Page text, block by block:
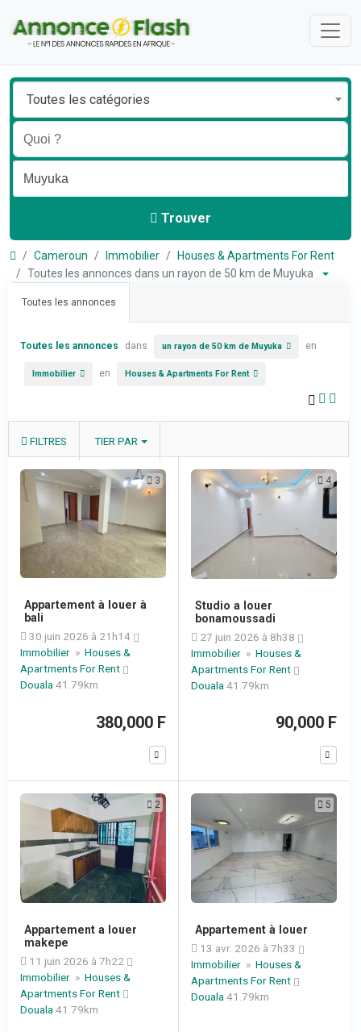
Toutes les catégories
Trouver
Cameroun Immobilier
Houses & Apartments For Rent
Toutes les annonces dans un rayon de 50 km de Muyuka
Toutes les annonces
Toutes les annonces dans un rayon de 50 km de Muyuka en
Immobilier en Houses & Apartments For Rent
FILTRES TIER PAR
3
Appartement à louer à
bali
30 juin 2026 à 21h14
Immobilier » Houses &
Apartments For Rent
Douala41.79km
380,000 F
4
Studio a louer
bonamoussadi
27 juin 2026 à 8h38
Immobilier » Houses &
Apartments For Rent
Douala 41.79km
90,000 F
2
Appartement a louer
makepe
11 juin 2026 à 7h22
Immobilier » Houses &
Apartments For Rent
Douala 41.79km
5
Appartement à louer
13 avr. 2026 à 7h33
Immobilier » Houses &
Apartments For Rent
Douala41.79km